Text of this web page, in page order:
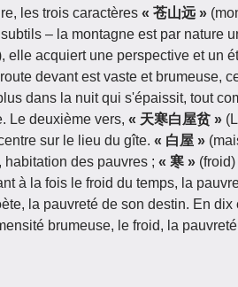
les trois caractères « 苍山远 »
– la montagne est par nature
elle acquiert une perspective et un
devant est vaste et brumeuse,
dans la nuit qui s'épaissit, tout
Le deuxième vers, « 天寒白屋贫 »
sur le lieu du gîte. « 白屋 »
des pauvres ; « 寒 »
à la fois le froid du temps, la
la pauvreté de son destin. En dix
brumeuse, le froid, la